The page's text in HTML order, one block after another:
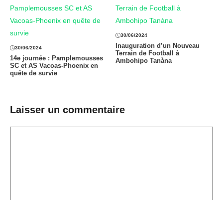
30/06/2024
14e journée : Pamplemousses
SC et AS Vacoas-Phoenix en
quête de survie
30/06/2024
Inauguration d’un Nouveau
Terrain de Football à
Ambohipo Tanàna
Laisser un commentaire